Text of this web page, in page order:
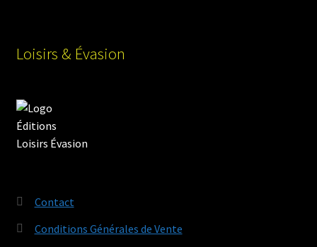
Loisirs & Évasion
Contact
Conditions Générales de Vente